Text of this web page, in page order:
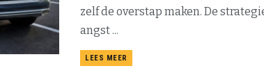
zelf de overstap maken. De
angst ...
LEES MEER